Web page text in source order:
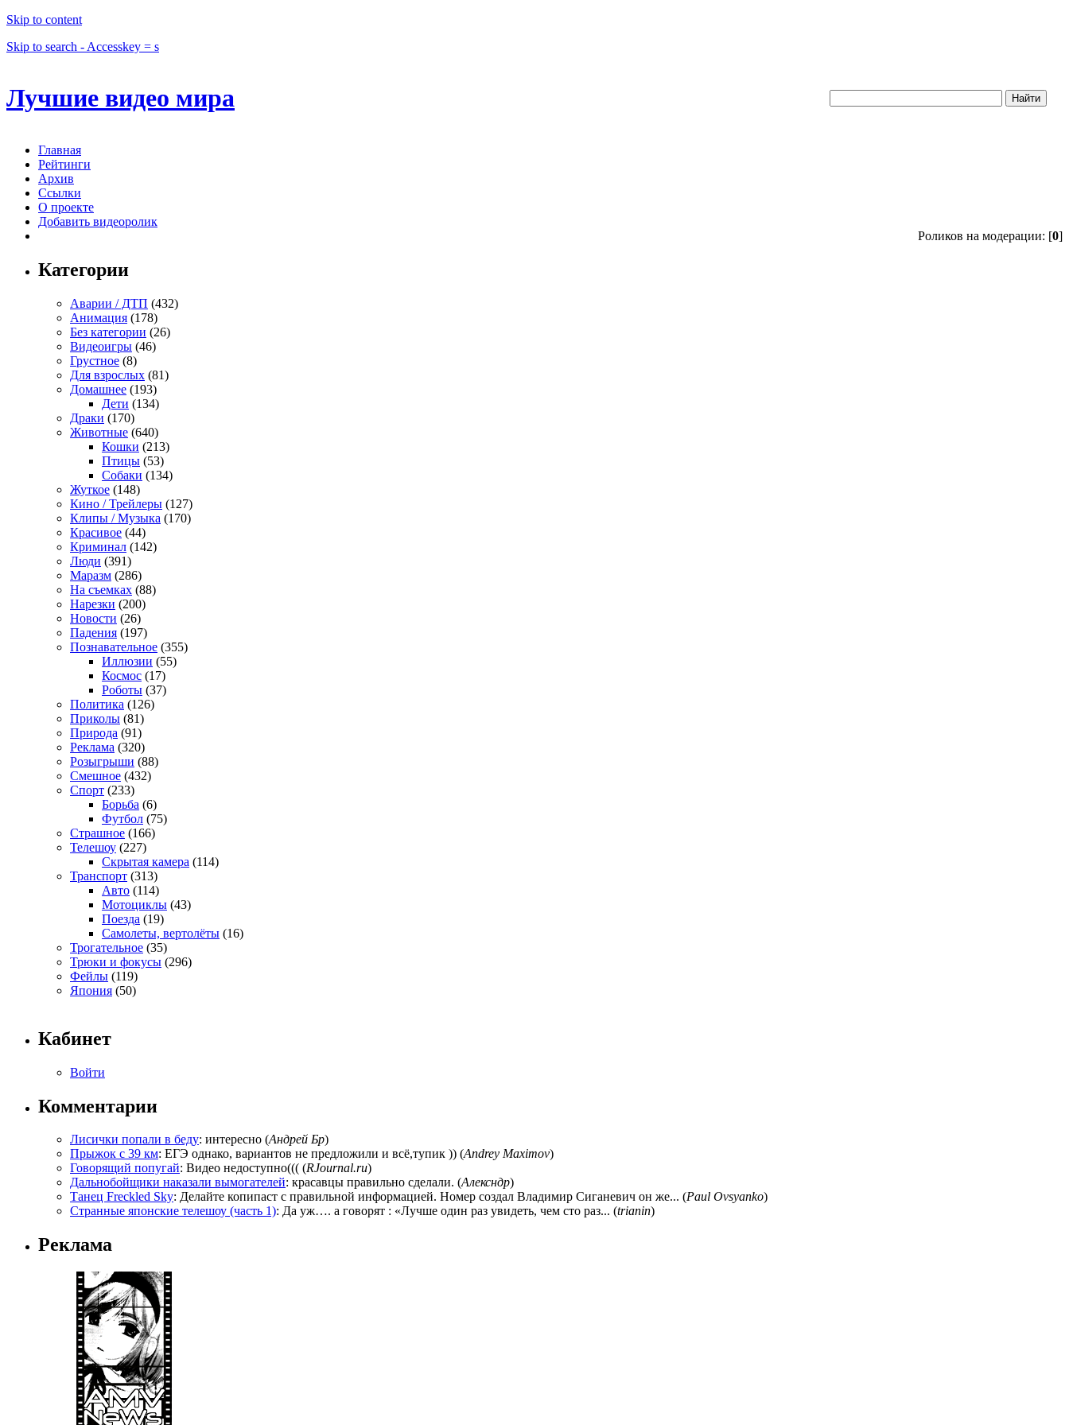
Skip to content
Skip to search - Accesskey = s
Лучшие видео мира
Главная
Рейтинги
Архив
Ссылки
О проекте
Добавить видеоролик
Роликов на модерации: [0]
Категории
Аварии / ДТП (432)
Анимация (178)
Без категории (26)
Видеоигры (46)
Грустное (8)
Для взрослых (81)
Домашнее (193)
Дети (134)
Драки (170)
Животные (640)
Кошки (213)
Птицы (53)
Собаки (134)
Жуткое (148)
Кино / Трейлеры (127)
Клипы / Музыка (170)
Красивое (44)
Криминал (142)
Люди (391)
Маразм (286)
На съемках (88)
Нарезки (200)
Новости (26)
Падения (197)
Познавательное (355)
Иллюзии (55)
Космос (17)
Роботы (37)
Политика (126)
Приколы (81)
Природа (91)
Реклама (320)
Розыгрыши (88)
Смешное (432)
Спорт (233)
Борьба (6)
Футбол (75)
Страшное (166)
Телешоу (227)
Скрытая камера (114)
Транспорт (313)
Авто (114)
Мотоциклы (43)
Поезда (19)
Самолеты, вертолёты (16)
Трогательное (35)
Трюки и фокусы (296)
Фейлы (119)
Япония (50)
Кабинет
Войти
Комментарии
Лисички попали в беду: интересно (Андрей Бр)
Прыжок с 39 км: ЕГЭ однако, вариантов не предложили и всё,тупик )) (Andrey Maximov)
Говорящий попугай: Видео недоступно((( (RJournal.ru)
Дальнобойщики наказали вымогателей: красавцы правильно сделали. (Алексндр)
Танец Freckled Sky: Делайте копипаст с правильной информацией. Номер создал Владимир Сиганевич он же... (Paul Ovsyanko)
Странные японские телешоу (часть 1): Да уж…. а говорят : «Лучше один раз увидеть, чем сто раз... (trianin)
Реклама